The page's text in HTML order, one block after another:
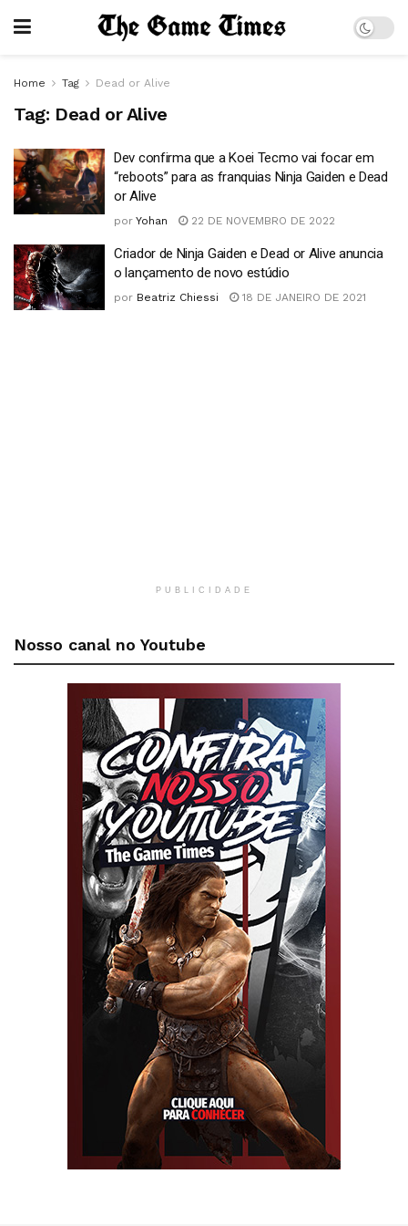
Home Tag Dead or Alive
Tag: Dead or Alive
Dev confirma que a Koei Tecmo vai focar em
“reboots” para as franquias Ninja Gaiden e Dead
or Alive
por Yohan 22 DE NOVEMBRO DE 2022
Criador de Ninja Gaiden e Dead or Alive anuncia
o lançamento de novo estúdio
por Beatriz Chiessi 18 DE JANEIRO DE 2021
PUBLICIDADE
Nosso canal no Youtube